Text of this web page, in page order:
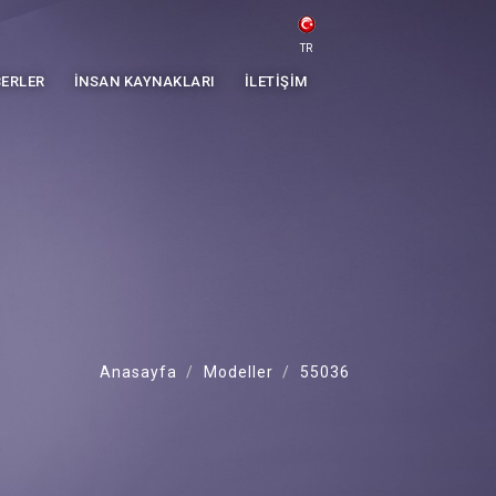
TR
İNSAN KAYNAKLARI İLETIŞIM
Anasayfa Modeller 55036